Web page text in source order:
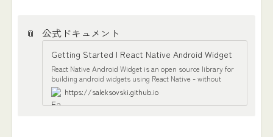
📎 公式ドキュメント
Getting Started | React Native Android Widget
React Native Android Widget is an open source library for
building android widgets using React Native - without
touching the native side.
https://saleksovski.github.io